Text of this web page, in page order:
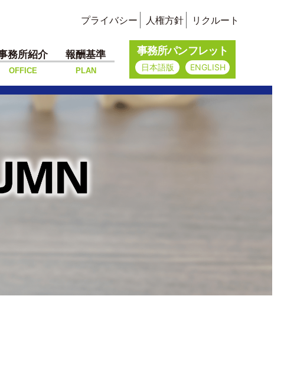
プライバシー 人権方針 リクルート
務所紹介
OFFICE
報酬基準
PLAN
事務所パンフレット
日本語版 ENGLISH